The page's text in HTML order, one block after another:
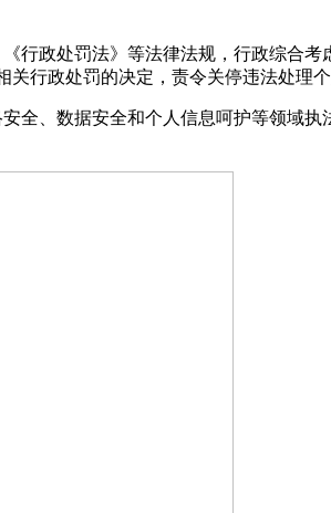
政处罚法》等法律法规，行政综合考
行政处罚的决定，责令关停违法处理
、数据安全和个人信息呵护等领域执